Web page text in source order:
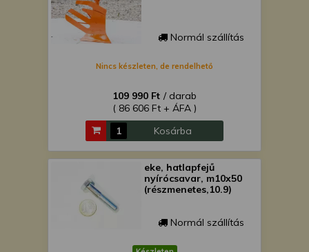
Normál szállítás
Nincs készleten, de rendelhető
109 990 Ft / darab
( 86 606 Ft + ÁFA )
Kosárba
eke, hatlapfejű
nyírócsavar, m10x50
(részmenetes,10.9)
Normál szállítás